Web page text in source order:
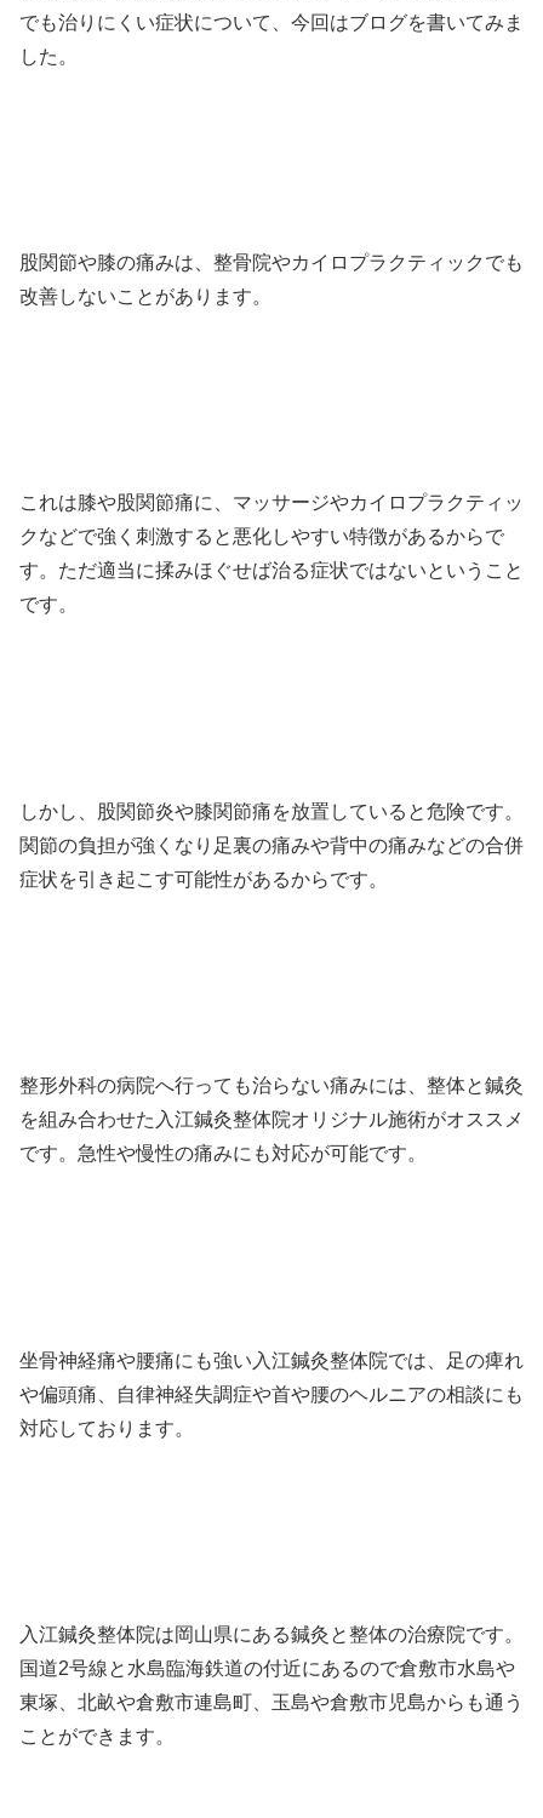
でも治りにくい症状について、今回はブログを書いてみま
した。
股関節や膝の痛みは、整骨院やカイロプラクティックでも
改善しないことがあります。
これは膝や股関節痛に、マッサージやカイロプラクティッ
クなどで強く刺激すると悪化しやすい特徴があるからで
す。ただ適当に揉みほぐせば治る症状ではないということ
です。
しかし、股関節炎や膝関節痛を放置していると危険です。
関節の負担が強くなり足裏の痛みや背中の痛みなどの合併
症状を引き起こす可能性があるからです。
整形外科の病院へ行っても治らない痛みには、整体と鍼灸
を組み合わせた入江鍼灸整体院オリジナル施術がオススメ
です。急性や慢性の痛みにも対応が可能です。
坐骨神経痛や腰痛にも強い入江鍼灸整体院では、足の痺れ
や偏頭痛、自律神経失調症や首や腰のヘルニアの相談にも
対応しております。
入江鍼灸整体院は岡山県にある鍼灸と整体の治療院です。
国道2号線と水島臨海鉄道の付近にあるので倉敷市水島や
東塚、北畝や倉敷市連島町、玉島や倉敷市児島からも通う
ことができます。